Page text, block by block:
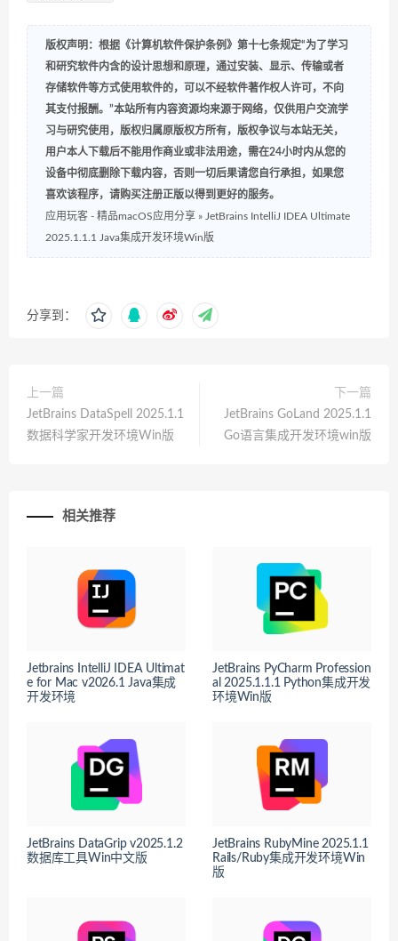
版权声明：根据《计算机软件保护条例》第十七条规定“为了学习
和研究软件内含的设计思想和原理，通过安装、显示、传输或者
存储软件等方式使用软件的，可以不经软件著作权人许可，不向
其支付报酬。”本站所有内容资源均来源于网络，仅供用户交流学
习与研究使用，版权归属原版权方所有，版权争议与本站无关，
用户本人下载后不能用作商业或非法用途，需在24小时内从您的
设备中彻底删除下载内容，否则一切后果请您自行承担，如果您
喜欢该程序，请购买注册正版以得到更好的服务。
应用玩客 - 精品macOS应用分享 » JetBrains IntelliJ IDEA Ultimate
2025.1.1.1 Java集成开发环境Win版
分享到：
上一篇
JetBrains DataSpell 2025.1.1
数据科学家开发环境Win版
下一篇
JetBrains GoLand 2025.1.1
Go语言集成开发环境win版
相关推荐
Jetbrains IntelliJ IDEA Ultimat
e for Mac v2026.1 Java集成
开发环境
JetBrains PyCharm Profession
al 2025.1.1.1 Python集成开发
环境Win版
JetBrains DataGrip v2025.1.2
数据库工具Win中文版
JetBrains RubyMine 2025.1.1
Rails/Ruby集成开发环境Win
版